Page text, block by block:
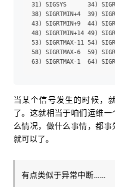
31) SIGSYS      34)
38) SIGRTMIN+4  39)
43) SIGRTMIN+9  44)
48) SIGRTMIN+14 49)
53) SIGRTMAX-11 54)
58) SIGRTMAX-6  59)
当某个信号发生的时候，
了。这就相当于咱们运维
么情况，做什么事情，都
就可以了。
有点类似于异常中断……